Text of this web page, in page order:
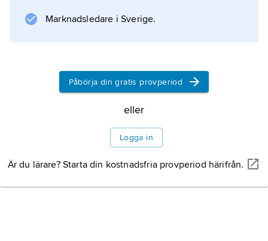
Information om artikeln
Marknadsledare i Sverige.
Påbörja din gratis provperiod
eller
Logga in
Är du lärare? Starta din kostnadsfria provperiod härifrån.